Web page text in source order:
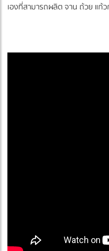
เองที่สามารถผลิต จาน ถ้วย แก้